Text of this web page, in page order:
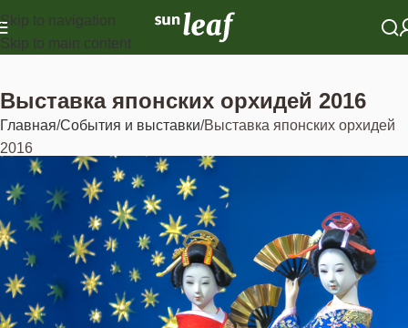
Skip to navigation
Skip to main content
Выставка японских орхидей 2016
Главная События и выставки Выставка японских орхидей
2016
Традиционная ежегодная
Выставка орхидей 2016 в
Москве.